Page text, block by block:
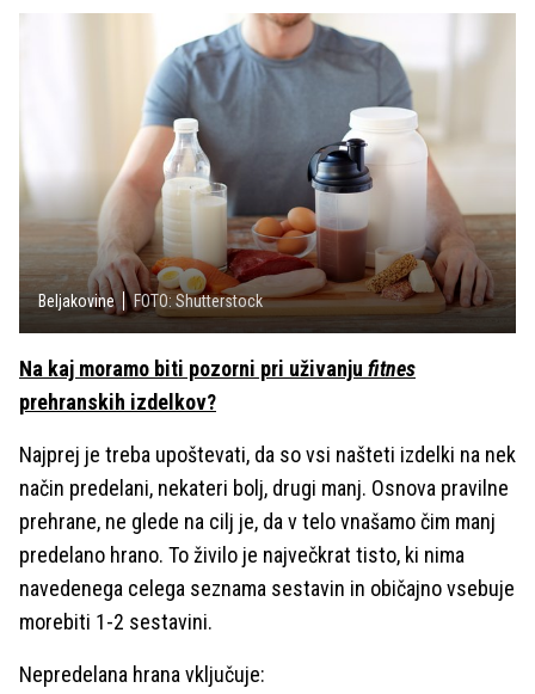
Beljakovine FOTO: Shutterstock
Na kaj moramo biti pozorni pri uživanju fitnes
prehranskih izdelkov?
Najprej je treba upoštevati, da so vsi našteti izdelki na nek
način predelani, nekateri bolj, drugi manj. Osnova pravilne
prehrane, ne glede na cilj je, da v telo vnašamočim manj
predelano hrano. To živilo je največkrat tisto, ki nima
navedenega celega seznama sestavin in običajno vsebuje
morebiti 1-2 sestavini.
Nepredelana hrana vključuje: